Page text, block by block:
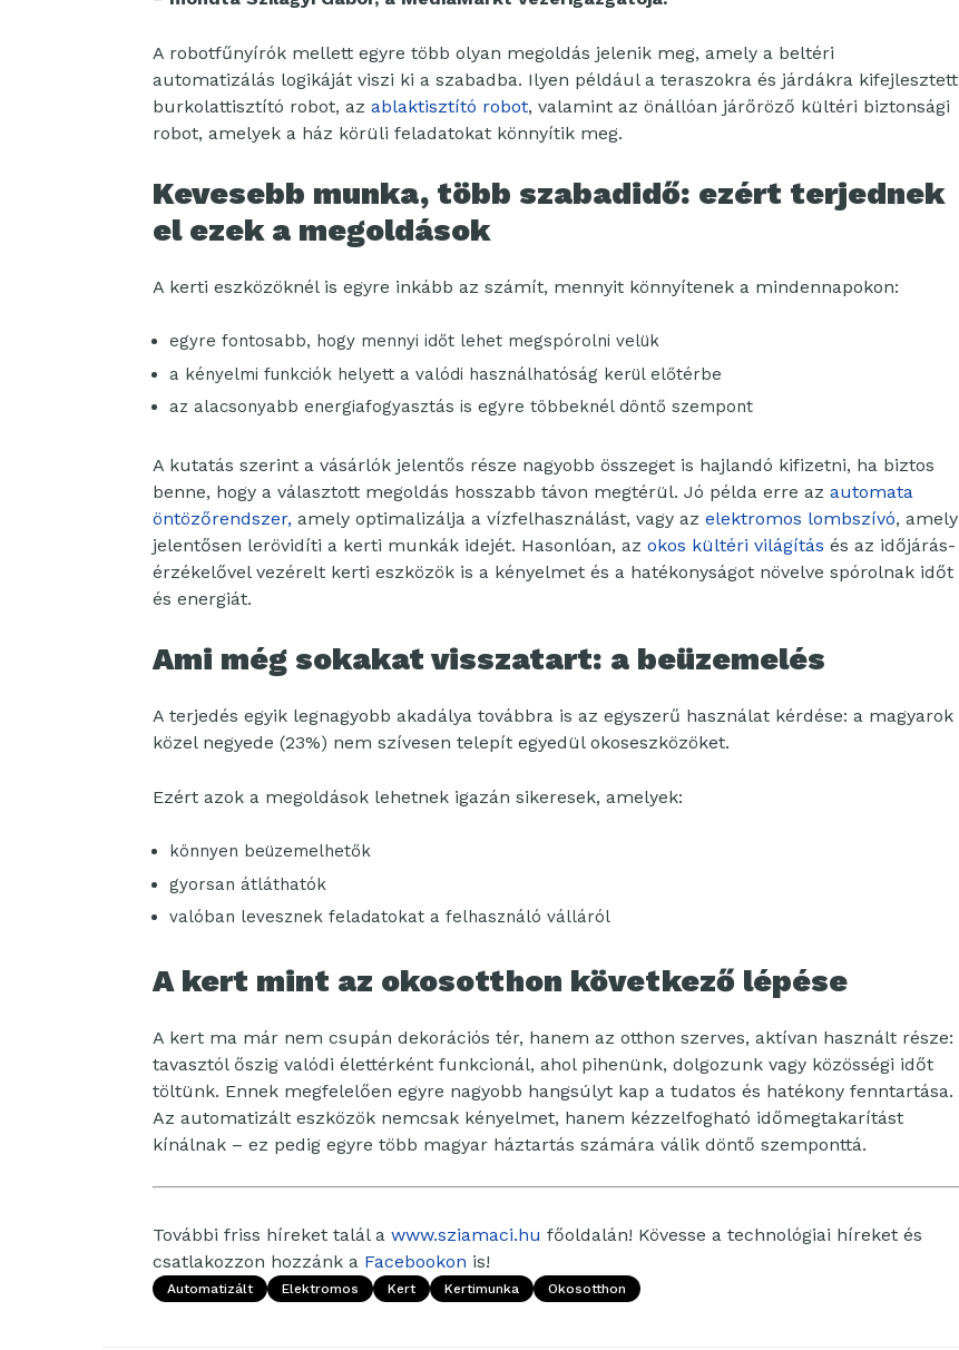
A robotfűnyírók mellett egyre több olyan megoldás jelenik meg, amely a beltéri
automatizálás logikáját viszi ki a szabadba. Ilyen például a teraszokra és járdákra kifejlesztett
burkolattisztító robot, az ablaktisztító robot, valamint az önállóan járőröző kültéri biztonsági
robot, amelyek a ház körüli feladatokat könnyítik meg.
Kevesebb munka, több szabadidő: ezért terjednek
el ezek a megoldások
A kerti eszközöknél is egyre inkább az számít, mennyit könnyítenek a mindennapokon:
egyre fontosabb, hogy mennyi időt lehet megspórolni velük
a kényelmi funkciók helyett a valódi használhatóság kerül előtérbe
az alacsonyabb energiafogyasztás is egyre többeknél döntő szempont
A kutatás szerint a vásárlók jelentős része nagyobb összeget is hajlandó kifizetni, ha biztos
benne, hogy a választott megoldás hosszabb távon megtérül. Jó példa erre az automata
öntözőrendszer, amely optimalizálja a vízfelhasználást, vagy az elektromos lombszívó, amely
jelentősen lerövidíti a kerti munkák idejét. Hasonlóan, az okos kültéri világítás és az időjárás-
érzékelővel vezérelt kerti eszközök is a kényelmet és a hatékonyságot növelve spórolnak időt
és energiát.
Ami még sokakat visszatart: a beüzemelés
A terjedés egyik legnagyobb akadálya továbbra is az egyszerű használat kérdése: a magyarok
közel negyede (23%) nem szívesen telepít egyedül okoseszközöket.
Ezért azok a megoldások lehetnek igazán sikeresek, amelyek:
könnyen beüzemelhetők
gyorsan átláthatók
valóban levesznek feladatokat a felhasználó válláról
A kert mint az okosotthon következő lépése
A kert ma már nem csupán dekorációs tér, hanem az otthon szerves, aktívan használt része:
tavasztól őszig valódi élettérként funkcionál, ahol pihenünk, dolgozunk vagy közösségi időt
töltünk. Ennek megfelelően egyre nagyobb hangsúlyt kap a tudatos és hatékony fenntartása.
Az automatizált eszközök nemcsak kényelmet, hanem kézzelfogható időmegtakarítást
kínálnak – ez pedig egyre több magyar háztartás számára válik döntő szemponttá.
További friss híreket talál a www.sziamaci.hu főoldalán! Kövesse a technológiai híreket és
csatlakozzon hozzánk a Facebookon is!
Automatizált Elektromos Kert Kertimunka Okosotthon